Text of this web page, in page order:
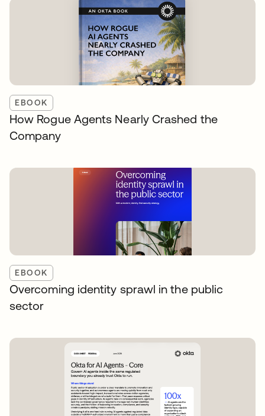
EBOOK
How Rogue Agents Nearly Crashed the
Company
EBOOK
Overcoming identity sprawl in the public
sector